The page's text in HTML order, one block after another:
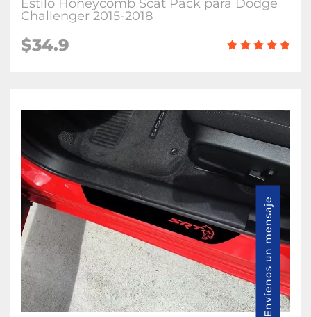
Estilo Honeycomb Scat Pack para Dodge
Challenger 2015-2018
$34.9
Envíenos un mensaje